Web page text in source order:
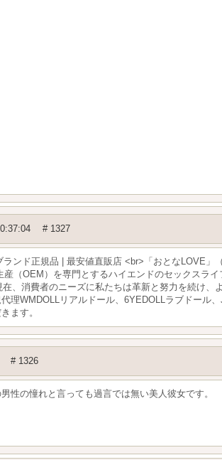
# 1327
ンド正規品 | 最安値直販店 <br>「おとなLOVE」
（OEM）を専門とするハイエンドのセックスラ
、消費者のニーズに私たちは革新と努力を続け、
理WMDOLLリアルドール、6YEDOLLラブドール
ます。
# 1326
性の憧れと言っても過言では無い美人彼女です。